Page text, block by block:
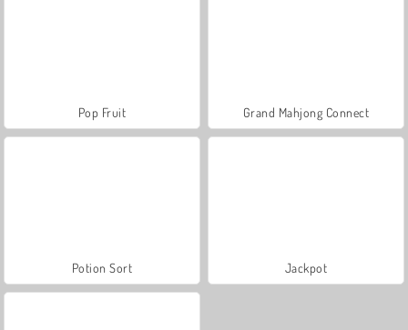
Pop Fruit Grand Mahjong Connect
Potion Sort Jackpot